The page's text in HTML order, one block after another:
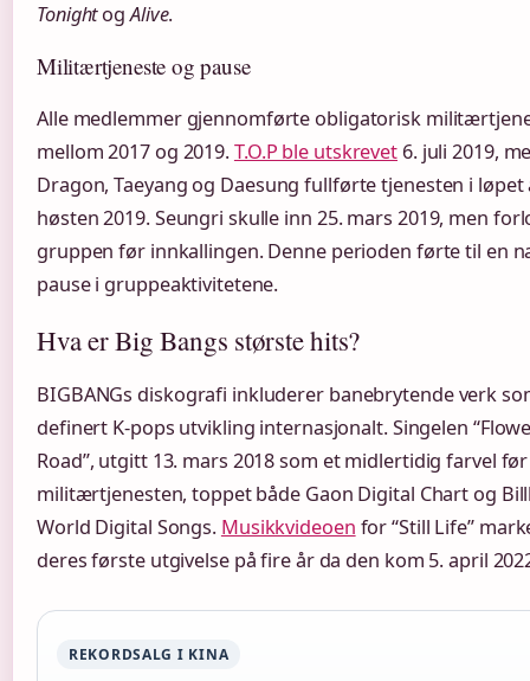
TonightogAlive.
Militærtjeneste og pause
Alle medlemmer gjennomførte obligatorisk
mellom 2017 og 2019.T.O.P ble utskrevet 6. juli 2019,
Dragon, Taeyang og Daesung fullførte tjenesten i løpet
høsten 2019. Seungri skulle inn 25. mars 2019, men
gruppen før innkallingen. Denne perioden førte til en
pause i gruppeaktivitetene.
Hva er Big Bangs største hits?
BIGBANGs diskografi inkluderer banebrytende verk
definert K-pops utvikling internasjonalt. Singelen
Road”, utgitt 13. mars 2018 som et midlertidig farvel før
militærtjenesten, toppet både Gaon Digital Chart og
World Digital Songs. Musikkvideoen for “Still Life”
deres første utgivelse på fire år da den kom 5. april
REKORDSALG I KINA